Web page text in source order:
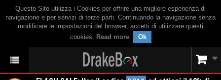
Questo Sito utilizza i Cookies per offrire una migliore esperienza di
navigazione e per servizi di terze parti. Continuando la navigazione senza
modificare le impostazioni del browser, accetti di utilizzare questi
cookies. Read more. Ok